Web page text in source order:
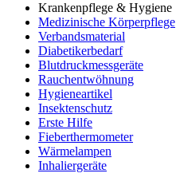
Krankenpflege & Hygiene
Medizinische Körperpflege
Verbandsmaterial
Diabetikerbedarf
Blutdruckmessgeräte
Rauchentwöhnung
Hygieneartikel
Insektenschutz
Erste Hilfe
Fieberthermometer
Wärmelampen
Inhaliergeräte